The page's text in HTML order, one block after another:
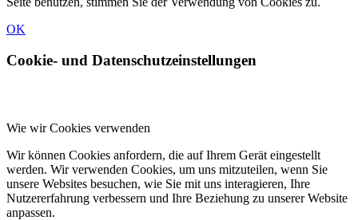
OK
Cookie- und Datenschutzeinstellungen
Wie wir Cookies verwenden
Wir können Cookies anfordern, die auf Ihrem Gerät eingestellt
werden. Wir verwenden Cookies, um uns mitzuteilen, wenn Sie
unsere Websites besuchen, wie Sie mit uns interagieren, Ihre
Nutzererfahrung verbessern und Ihre Beziehung zu unserer Website
anpassen.